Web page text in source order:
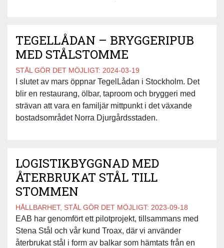
TEGELLÅDAN – BRYGGERIPUB
MED STÅLSTOMME
STÅL GÖR DET MÖJLIGT: 2024-03-19
I slutet av mars öppnar TegelLådan i Stockholm. Det
blir en restaurang, ölbar, taproom och bryggeri med
strävan att vara en familjär mittpunkt i det växande
bostadsområdet Norra Djurgårdsstaden.
LOGISTIKBYGGNAD MED
ÅTERBRUKAT STÅL TILL
STOMMEN
HÅLLBARHET, STÅL GÖR DET MÖJLIGT: 2023-09-18
EAB har genomfört ett pilotprojekt, tillsammans med
Stena Stål och vår kund Troax, där vi använder
återbrukat stål i form av balkar som hämtats från en